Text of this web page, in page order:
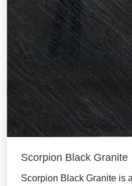
Scorpion Black Granite
Scorpion Black Granite is